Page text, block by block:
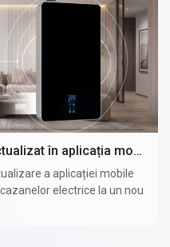
Programator săptămânal actualizat în aplicația mobilă a centralei electrice TEKNIX
a aplicației mobile
electrice la un nou
program individual de